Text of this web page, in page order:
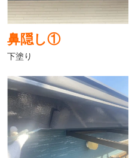
鼻隠し①
下塗り